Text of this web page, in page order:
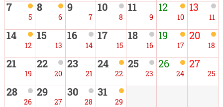
7
5
8
6
9
7
10
8
11
9
12
10
13
11
14
12
15
13
16
14
17
15
18
16
19
17
20
18
21
19
22
20
23
21
24
22
25
23
26
24
27
25
28
26
29
27
30
28
31
29